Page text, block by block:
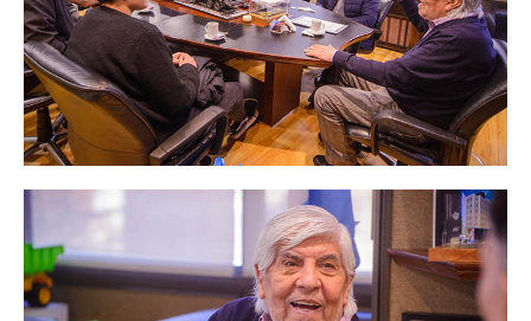
Noticias secretarías
Gremiales
Planillas de sueldos
Planillas desde 1978
Acuerdos